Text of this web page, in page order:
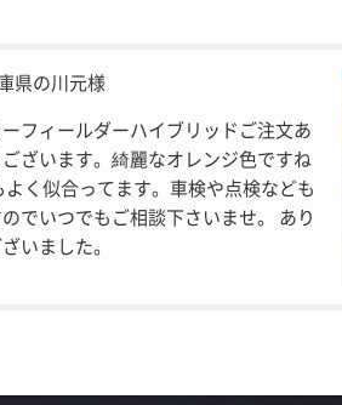
県の川元様
フィールダーハイブリッドご注文あ
ざいます。綺麗なオレンジ色ですね
く似合ってます。車検や点検なども
でいつでもご相談下さいませ。 あり
いました。